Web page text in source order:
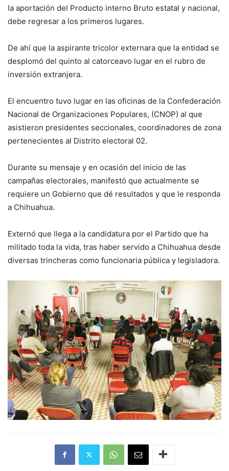
la aportación del Producto interno Bruto estatal y nacional,
debe regresar a los primeros lugares.
De ahí que la aspirante tricolor externara que la entidad se
desplomó del quinto al catorceavo lugar en el rubro de
inversión extranjera.
El encuentro tuvo lugar en las oficinas de la Confederación
Nacional de Organizaciones Populares, (CNOP) al que
asistieron presidentes seccionales, coordinadores de zona
pertenecientes al Distrito electoral 02.
Durante su mensaje y en ocasión del inicio de las
campañas electorales, manifestó que actualmente se
requiere un Gobierno que dé resultados y que le responda
a Chihuahua.
Externó que llega a la candidatura por el Partido que ha
militado toda la vida, tras haber servido a Chihuahua desde
diversas trincheras como funcionaria pública y legisladora.